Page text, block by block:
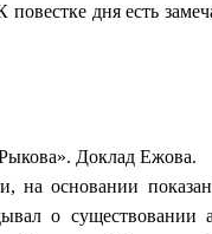
дня есть
Доклад Ежова.
на основании
о существовании